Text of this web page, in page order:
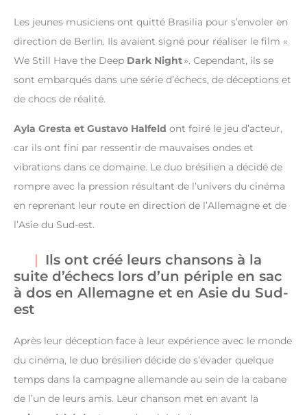
Les jeunes musiciens ont quitté Brasilia pour s’envoler en
direction de Berlin. Ils avaient signé pour réaliser le film «
We Still Have the Deep Dark Night». Cependant, ils se
sont embarqués dans une série d’échecs, de déceptions et
de chocs de réalité.
Ayla Gresta et Gustavo Halfeld ont foiré le jeu d’acteur,
car ils ont fini par ressentir de mauvaises ondes et
vibrations dans ce domaine. Le duo brésilien a décidé de
rompre avec la pression résultant de l’univers du cinéma
en reprenant leur route en direction de l’Allemagne et de
l’Asie du Sud-est.
Ils ont créé leurs chansons à la
suite d’échecs lors d’un périple en sac
à dos en Allemagne et en Asie du Sud-
est
Après leur déception face à leur expérience avec le monde
du cinéma, le duo brésilien décide de s’évader quelque
temps dans la campagne allemande au sein de la cabane
de l’un de leurs amis. Leur chanson met en avant la